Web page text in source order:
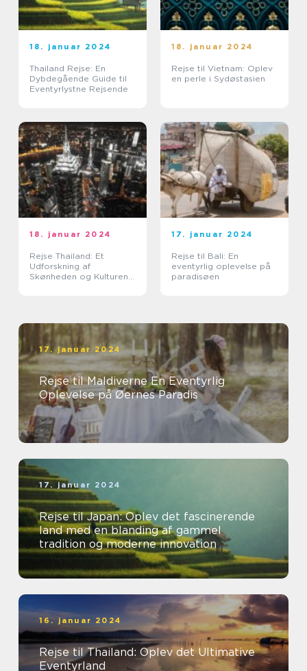
18. januar 2024
Thailand Rejse: En
Dybdegående Guide til
Eventyrlystne Rejsende
18. januar 2024
Rejse til Vietnam: Oplev
en perle i Sydøstasien
18. januar 2024
Rejse Thailand: Et
Udforskning af
Skønheden og Kulturen i
17. januar 2024
Rejse til Bali: En
eventyrlig oplevelse på
paradisøen
17. januar 2024
Rejse til Maldiverne En Eventyrlig
Oplevelse på Øernes Paradis
17. januar 2024
Rejse til Japan: Oplev det fascinerende
land med en blanding af gammel
tradition og moderne innovation
16. januar 2024
Rejse til Thailand: Oplev det Ultimative
Eventyrland